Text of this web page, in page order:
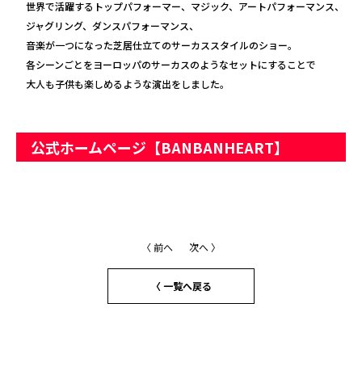
世界で活躍するトップパフォーマー、マジック、アートパフォーマンス、
ジャグリング、ダンスパフォーマンス、
音楽が一つになった芝居仕立てのサーカススタイルのショー。
各シーンごとをヨーロッパのサーカスのようなセットにすることで
大人も子供も楽しめるような演出をしました。
公式ホームページ【BANBANHEART】
〈 前へ 次へ 〉
〈 一覧へ戻る